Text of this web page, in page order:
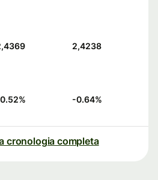
2,4238
% -0.64%
cronologia completa